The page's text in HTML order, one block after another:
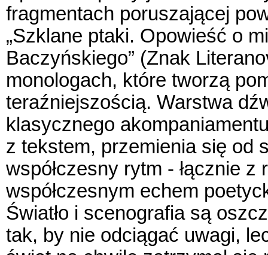
fragmentach poruszającej
„Szklane ptaki. Opowieść o
Baczyńskiego” (Znak
monologach, które tworzą
teraźniejszością. Warstwa
klasycznego
z tekstem, przemienia się od
współczesny rytm - łącznie
współczesnym echem
Światło i scenografia są
tak, by nie odciągać uwagi,